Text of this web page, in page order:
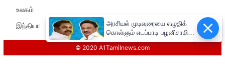
உலகம்
இந்தியா
© 2020 A1Tamilnews.com
அரசியல் முடிவுரையை எழுதிக்
கொள்ளும் எடப்பாடி பழனிசாமி!!
முதலமைச்சர் மு.க.ஸ்டாலின்
சுளீர்!!